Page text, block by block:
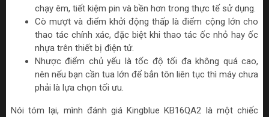
chạy êm, tiết kiệm pin và bền hơn trong thực tế sử dụng.
Cò mượt và điểm khởi động thấp là điểm cộng lớn cho
thao tác chính xác, đặc biệt khi thao tác ốc nhỏ hay ốc
nhựa trên thiết bị điện tử.
Nhược điểm chủ yếu là tốc độ tối đa không quá cao,
nên nếu bạn cần tua lớn để bắn tôn liên tục thì máy chưa
phải là lựa chọn tối ưu.
Nói tóm lại, mình đánh giá Kingblue KB16QA2 là một chiếc